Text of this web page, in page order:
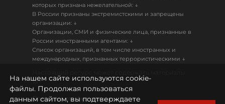
которых признана нежелательной: ↓
В России признаны экстремистскими и запрещены
организации: ↓
Организации, СМИ и физические лица, признанные в
России иностранными агентами: ↓
Список организаций, в том числе иностранных и
международных, признанных террористическими ↓
18+
Политика конфиденциальности
На нашем сайте используются cookie-
файлы. Продолжая пользоваться
данным сайтом, вы подтверждаете